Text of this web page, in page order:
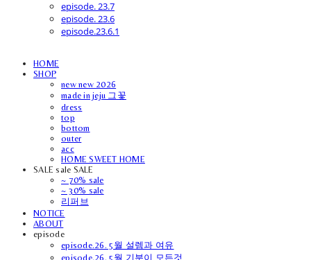
episode. 23.7
episode. 23.6
episode.23.6.1
HOME
SHOP
new new 2026
made in jeju 그꽃
dress
top
bottom
outer
acc
HOME SWEET HOME
SALE sale SALE
~ 70% sale
~ 30% sale
리퍼브
NOTICE
ABOUT
episode
episode.26. 5월 설렘과 여유
episode.26. 5월 기분이 모든것